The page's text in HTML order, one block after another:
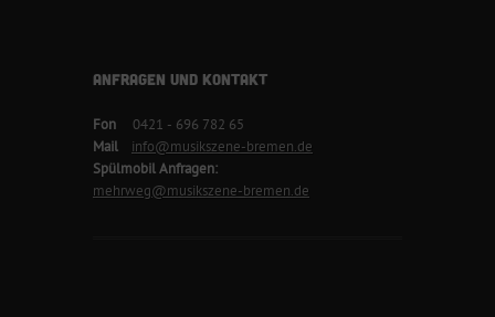
ANFRAGEN UND KONTAKT
Fon
0421 - 696 782 65
Mail
info@musikszene-bremen.de
Spülmobil Anfragen:
mehrweg@musikszene-bremen.de